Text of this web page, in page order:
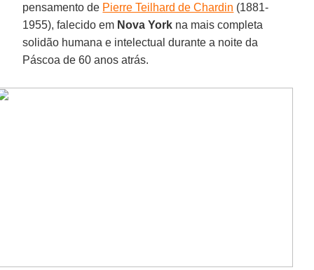
pensamento de Pierre Teilhard de Chardin (1881-
1955), falecido em Nova York na mais completa
solidão humana e intelectual durante a noite da
Páscoa de 60 anos atrás.